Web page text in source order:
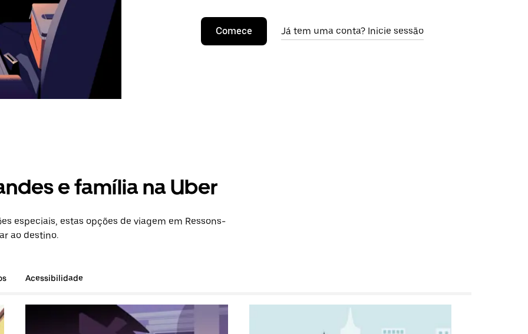
Comece Já tem uma conta? Inicie sessão
e família na Uber
especiais, estas opções de viagem em Ressons-
ao destino.
Acessibilidade